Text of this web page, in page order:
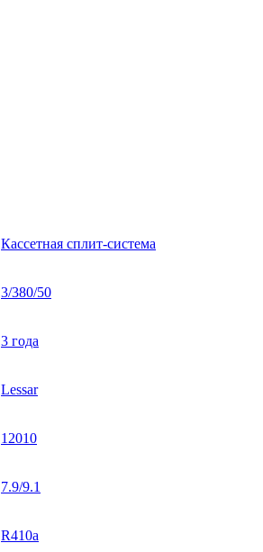
Кассетная сплит-система
3/380/50
3 года
Lessar
12010
7.9/9.1
R410a